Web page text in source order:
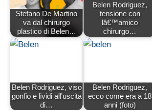
Stefano De Martino
va dal chirurgo
plastico di Belen…
Belen Rodriguez,
tensione con
lâ€™amico
chirurgo…
Belen Rodriguez, viso
gonfio e lividi all'uscita
di…
Belen Rodriguez,
ecco come era a 18
anni (foto)